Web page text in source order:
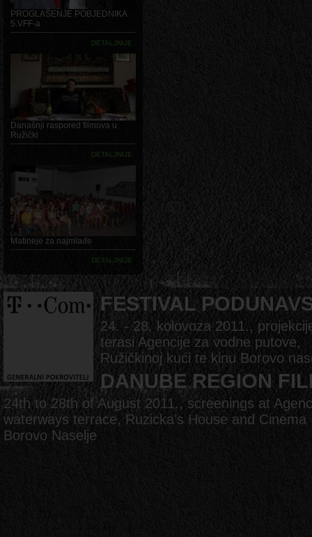
PROGLAŠENJE POBJEDNIKA
5.VFF-a
DETALJNIJE
Današnji raspored filmova u
Ružički
DETALJNIJE
Matineje za najmlađe
DETALJNIJE
FESTIVAL
24. - 28. kolovoza 2011.,
terasi Agencije za vodne putove,
Ružičkinoj kući te kinu Borovo
DANUBE REGION
24th to 28th of August 2011., screenings at
waterways terrace, Ruzicka's House and Cinema
Borovo Naselje